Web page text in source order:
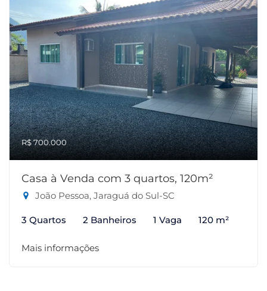
R$ 700.000
Casa à Venda com 3 quartos, 120m²
João Pessoa, Jaraguá do Sul-SC
3 Quartos 2 Banheiros 1 Vaga 120 m²
Mais informações